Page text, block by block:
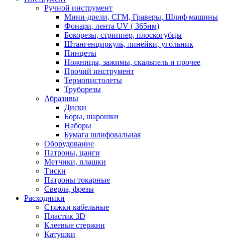
Ручной инструмент
Мини-дрели, СГМ, Граверы, Шлиф машины
Фонари, лента UV ( 365нм)
Бокорезы, cтриппер, плоскогубцы
Штангенциркуль, линейки, угольник
Пинцеты
Ножницы, зажимы, скальпель и прочее
Прочий инструмент
Термопистолеты
Труборезы
Абразивы
Диски
Боры, шарошки
Наборы
Бумага шлифовальная
Оборудование
Патроны, цанги
Метчики, плашки
Тиски
Патроны токарные
Сверла, фрезы
Расходники
Стяжки кабельные
Пластик 3D
Клеевые стержни
Катушки